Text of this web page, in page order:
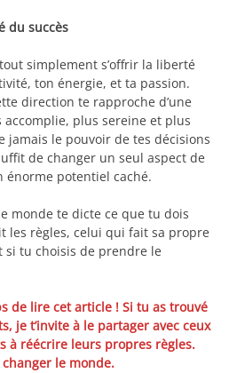
du succès
simplement s’offrir la liberté
ton énergie, et ta passion.
direction te rapproche d’une
plus sereine et plus
jamais le pouvoir de tes décisions
de changer un seul aspect de
potentiel caché.
monde te dicte ce que tu dois
les règles, celui qui fait sa propre
si tu choisis de prendre le
de lire cet article ! Si tu as trouvé
je t’invite à le partager avec ceux
à réécrire leurs propres règles.
le monde.